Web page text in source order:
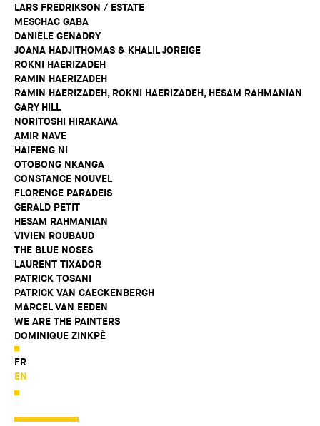
LARS FREDRIKSON / ESTATE
MESCHAC GABA
DANIELE GENADRY
JOANA HADJITHOMAS & KHALIL JOREIGE
ROKNI HAERIZADEH
RAMIN HAERIZADEH
RAMIN HAERIZADEH, ROKNI HAERIZADEH, HESAM RAHMANIAN
GARY HILL
NORITOSHI HIRAKAWA
AMIR NAVE
HAIFENG NI
OTOBONG NKANGA
CONSTANCE NOUVEL
FLORENCE PARADEIS
GERALD PETIT
HESAM RAHMANIAN
VIVIEN ROUBAUD
THE BLUE NOSES
LAURENT TIXADOR
PATRICK TOSANI
PATRICK VAN CAECKENBERGH
MARCEL VAN EEDEN
WE ARE THE PAINTERS
DOMINIQUE ZINKPÈ
FR
EN